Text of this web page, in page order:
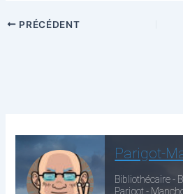
PRÉCÉDENT